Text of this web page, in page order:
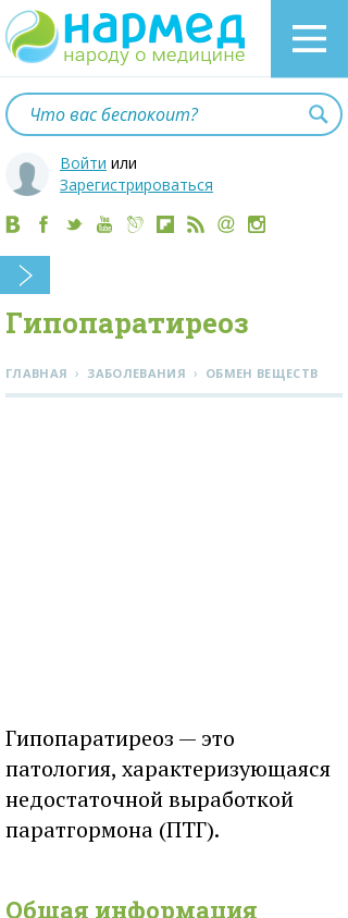
Войти или
Зарегистрироваться
Гипопаратиреоз
ГЛАВНАЯ › ЗАБОЛЕВАНИЯ › ОБМЕН ВЕЩЕСТВ
Гипопаратиреоз — это
патология, характеризующаяся
недостаточной выработкой
паратгормона (ПТГ).
Общая информация